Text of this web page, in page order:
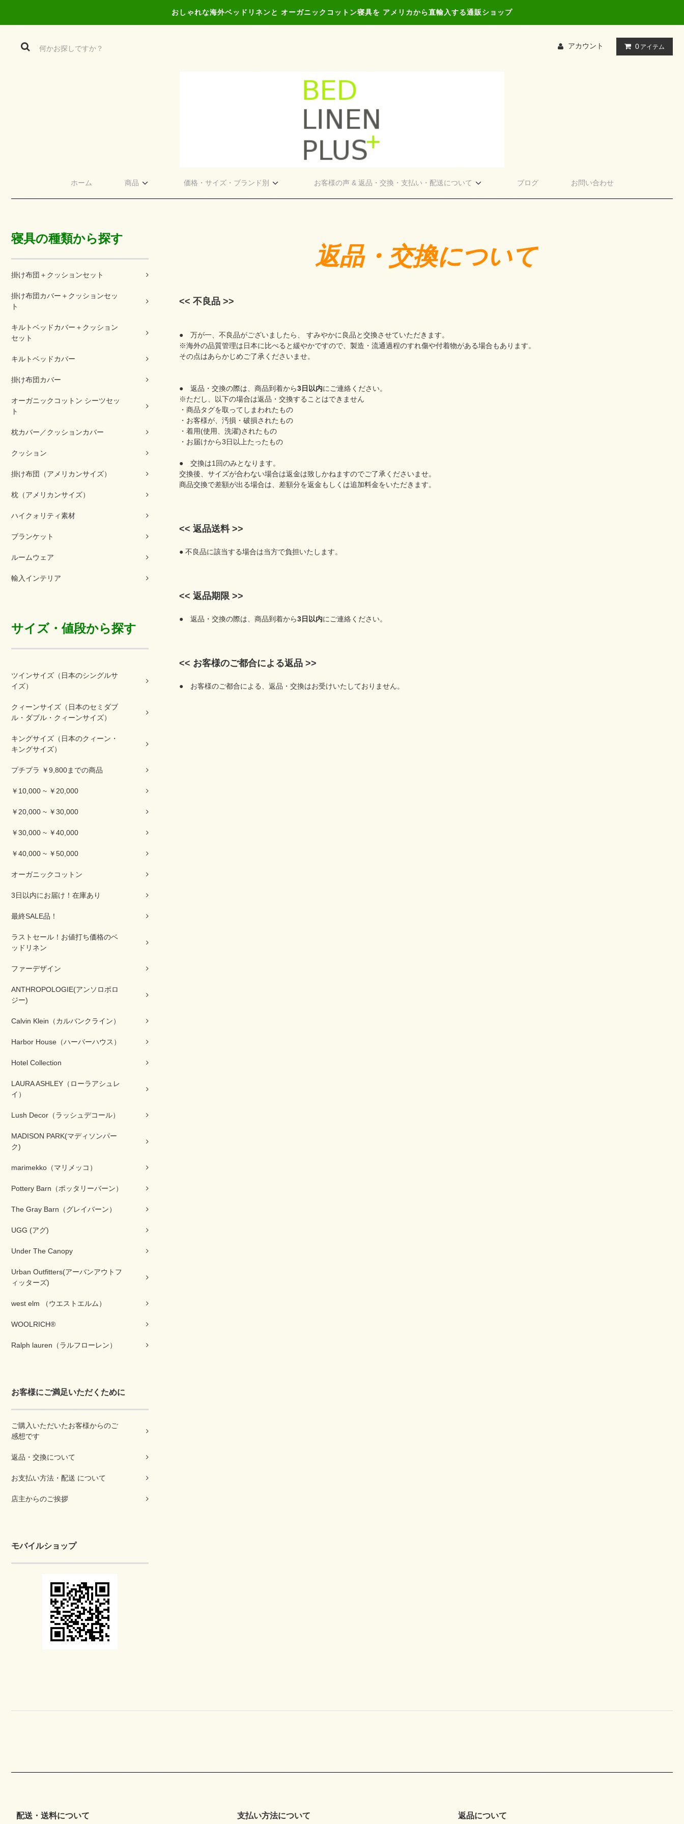
おしゃれな海外ベッドリネンと オーガニックコットン寝具を アメリカから直輸入する通販ショップ
アカウント 0 アイテム
ホーム 商品 価格・サイズ・ブランド別 お客様の声 & 返品・交換・支払い・配送について ブログ お問い合わせ
寝具の種類から探す
掛け布団＋クッションセット
掛け布団カバー＋クッションセッ
ト
キルトベッドカバー＋クッション
セット
キルトベッドカバー
掛け布団カバー
オーガニックコットン シーツセッ
ト
枕カバー／クッションカバー
クッション
掛け布団（アメリカンサイズ）
枕（アメリカンサイズ）
ハイクォリティ素材
ブランケット
ルームウェア
輸入インテリア
サイズ・値段から探す
ツインサイズ（日本のシングルサ
イズ）
クィーンサイズ（日本のセミダブ
ル・ダブル・クィーンサイズ）
キングサイズ（日本のクィーン・
キングサイズ）
プチプラ ￥9,800までの商品
￥10,000 ~ ￥20,000
￥20,000 ~ ￥30,000
￥30,000 ~ ￥40,000
￥40,000 ~ ￥50,000
オーガニックコットン
3日以内にお届け！在庫あり
最終SALE品！
ラストセール！お値打ち価格のベ
ッドリネン
ファーデザイン
ANTHROPOLOGIE(アンソロポロ
ジー)
Calvin Klein（カルバンクライン）
Harbor House（ハーバーハウス）
Hotel Collection
LAURA ASHLEY（ローラアシュレ
イ）
Lush Decor（ラッシュデコール）
MADISON PARK(マディソンパー
ク)
marimekko（マリメッコ）
Pottery Barn（ポッタリーバーン）
The Gray Barn（グレイバーン）
UGG (アグ)
Under The Canopy
Urban Outfitters(アーバンアウトフ
ィッターズ)
west elm （ウエストエルム）
WOOLRICH®
Ralph lauren（ラルフローレン）
お客様にご満足いただくために
ご購入いただいたお客様からのご
感想です
返品・交換について
お支払い方法・配送 について
店主からのご挨拶
モバイルショップ
返品・交換について
<< 不良品 >>
● 万が一、不良品がございましたら、 すみやかに良品と交換させていただきます。
※海外の品質管理は日本に比べると緩やかですので、製造・流通過程のすれ傷や付着物がある場合もあります。
その点はあらかじめご了承くださいませ。
● 返品・交換の際は、商品到着から3日以内にご連絡ください。
※ただし、以下の場合は返品・交換することはできません
・商品タグを取ってしまわれたもの
・お客様が、汚損・破損されたもの
・着用(使用、洗濯)されたもの
・お届けから3日以上たったもの
● 交換は1回のみとなります。
交換後、サイズが合わない場合は返金は致しかねますのでご了承くださいませ。
商品交換で差額が出る場合は、差額分を返金もしくは追加料金をいただきます。
<< 返品送料 >>
● 不良品に該当する場合は当方で負担いたします。
<< 返品期限 >>
● 返品・交換の際は、商品到着から3日以内にご連絡ください。
<< お客様のご都合による返品 >>
● お客様のご都合による、返品・交換はお受けいたしておりません。
配送・送料について 支払い方法について 返品について